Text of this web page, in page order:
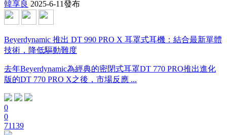
韓享良 2025-6-11發布
Beyerdynamic 推出 DT 990 PRO X 耳罩式耳機：結合最新單體
技術，降低驅動難度
去年Beyerdynamic為經典的密閉式耳罩DT 770 PRO推出進化
版的DT 770 PRO X之後，市場反應 ...
0
0
71139